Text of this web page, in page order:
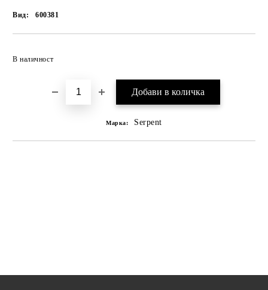
Вид: 600381
В наличност
Марка: Serpent